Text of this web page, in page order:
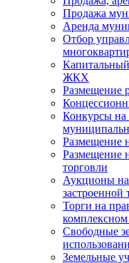
Продажа
Аренда
Отбор
Капитальный
ЖКХ
Размещение
Конкурсы на
Размещение
Размещение
торговли
Аукционы на
застроенной
Торги на
комплексном
Свободные
Земельные